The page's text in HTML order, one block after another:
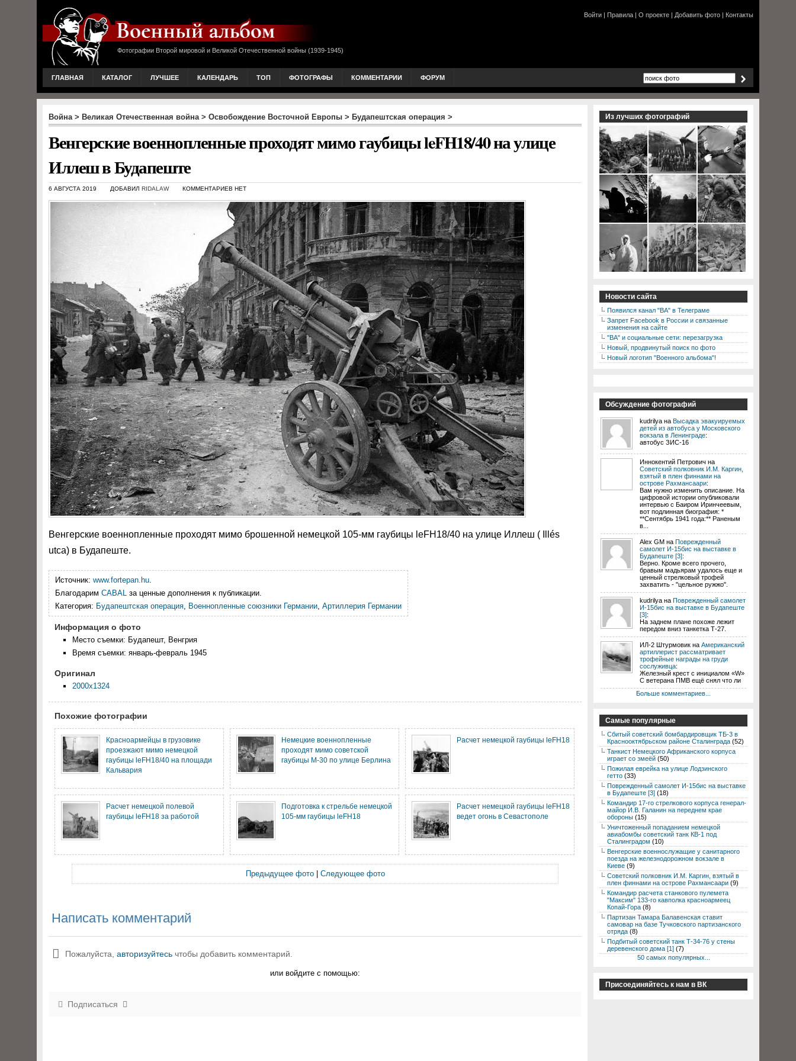
Фотографии Второй мировой и Великой Отечественной войны (1939-1945)
Войти | Правила | О проекте | Добавить фото | Контакты
ГЛАВНАЯ КАТАЛОГ ЛУЧШЕЕ КАЛЕНДАРЬ ТОП ФОТОГРАФЫ КОММЕНТАРИИ ФОРУМ
Война> Великая Отечественная война> Освобождение Восточной Европы > Будапештская операция >
Венгерские военнопленные проходят мимо гаубицы leFH18/40 на улице
Иллеш в Будапеште
6 АВГУСТА 2019 ДОБАВИЛ RIDALAW КОММЕНТАРИЕВ НЕТ
Венгерские военнопленные проходят мимо брошенной немецкой 105-мм гаубицы leFH18/40 на улице Иллеш (
Illés
utca) в Будапеште.
Источник: www.fortepan.hu.
Благодарим CABAL за ценные дополнения к публикации.
Категория: Будапештская операция, Военнопленные союзники Германии, Артиллерия Германии
Информация о фото
Место съемки: Будапешт, Венгрия
Время съемки: январь-февраль 1945
Оригинал
2000x1324
Похожие фотографии
Красноармейцы в грузовике
проезжают мимо немецкой
гаубицы leFH18/40 на площади
Кальвария
Немецкие военнопленные
проходят мимо советской
гаубицы М-30 по улице Берлина
Расчет немецкой гаубицы leFH18
Расчет немецкой полевой
гаубицы leFH18 за работой
Подготовка к стрельбе немецкой
105-мм гаубицы leFH18
Расчет немецкой гаубицы leFH18
ведет огонь в Севастополе
Предыдущее фото| Следующее фото
Написать комментарий
Пожалуйста, авторизуйтесь чтобы добавить комментарий.
или войдите с помощью:
Подписаться
Из лучших фотографий
Новости сайта
Появился канал "ВА" в Телеграме
Запрет Facebook в России и связанные
изменения на сайте
"ВА" и социальные сети: перезагрузка
Новый, продвинутый поиск по фото
Новый логотип "Военного альбома"!
Обсуждение фотографий
kudrilya на Высадка эвакуируемых
детей из автобуса у Московского
вокзала в Ленинграде:
автобус ЗИС-16
Иннокентий Петрович на
Советский полковник И.М. Каргин,
взятый в плен финнами на
острове Рахмансаари:
Вам нужно изменить описание. На
цифровой истории опубликовали
интервью с Баиром Иринчеевым,
вот подлинная биография: *
**Сентябрь 1941 года:** Раненым
в...
Alex GM на Поврежденный
самолет И-15бис на выставке в
Будапеште [3]:
Верно. Кроме всего прочего,
бравым мадьярам удалось еще и
ценный стрелковый трофей
захватить - "цельное ружжо".
kudrilya на Поврежденный самолет
И-15бис на выставке в Будапеште
[3]:
На заднем плане похоже лежит
передом вниз танкетка Т-27.
ИЛ-2 Штурмовик на Американский
артиллерист рассматривает
трофейные награды на груди
сослуживца:
Железный крест с инициалом «W»
С ветерана ПМВ ещё снял что ли
Больше комментариев...
Самые популярные
Сбитый советский бомбардировщик ТБ-3 в
Краснооктябрьском районе Сталинграда (52)
Танкист Немецкого Африканского корпуса
играет со змеёй (50)
Пожилая еврейка на улице Лодзинского
гетто (33)
Поврежденный самолет И-15бис на выставке
в Будапеште [3] (18)
Командир 17-го стрелкового корпуса генерал-
майор И.В. Галанин на переднем крае
обороны (15)
Уничтоженный попаданием немецкой
авиабомбы советский танк КВ-1 под
Сталинградом (10)
Венгерские военнослужащие у санитарного
поезда на железнодорожном вокзале в
Киеве (9)
Советский полковник И.М. Каргин, взятый в
плен финнами на острове Рахмансаари (9)
Командир расчета станкового пулемета
"Максим" 133-го кавполка красноармеец
Копай-Гора (8)
Партизан Тамара Балавенская ставит
самовар на базе Тучковского партизанского
отряда (8)
Подбитый советский танк Т-34-76 у стены
деревенского дома [1] (7)
50 самых популярных...
Присоединяйтесь к нам в ВК